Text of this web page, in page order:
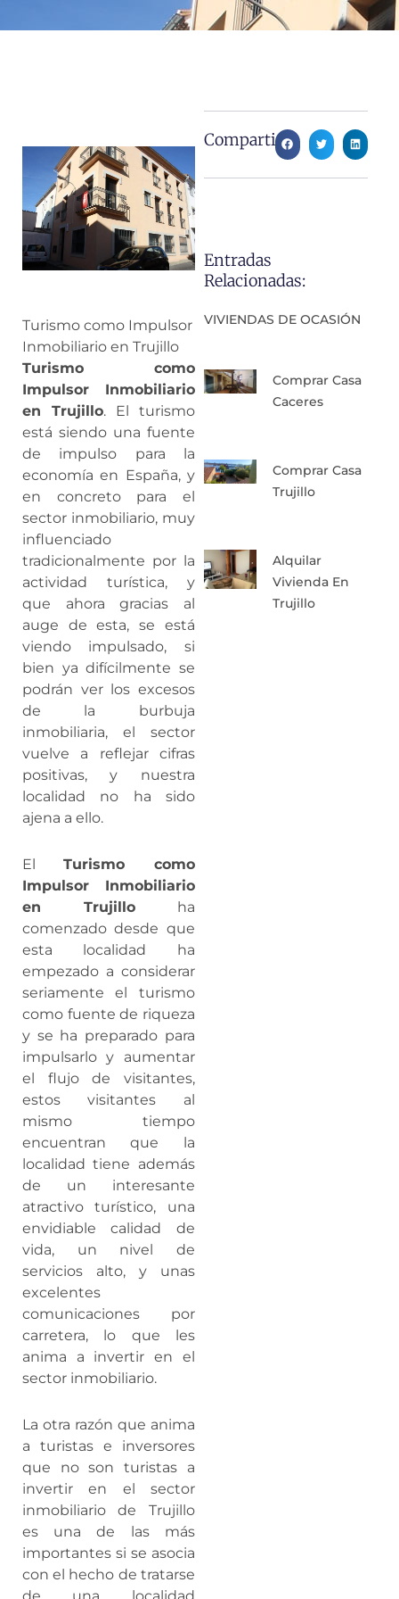
Turismo como Impulsor
Inmobiliario en Trujillo
Turismo como
Impulsor Inmobiliario
en Trujillo. El turismo
está siendo una fuente
de impulso para la
economía en España, y
en concreto para el
sector inmobiliario, muy
influenciado
tradicionalmente por la
actividad turística, y
que ahora gracias al
auge de esta, se está
viendo impulsado, si
bien ya difícilmente se
podrán ver los excesos
de la burbuja
inmobiliaria, el sector
vuelve a reflejar cifras
positivas, y nuestra
localidad no ha sido
ajena a ello.
ElTurismo como
Impulsor Inmobiliario
en Trujilloha
comenzado desde que
esta localidad ha
empezado a considerar
seriamente el turismo
como fuente de riqueza
y se ha preparado para
impulsarlo y aumentar
el flujo de visitantes,
estos visitantes al
mismo tiempo
encuentran que la
localidad tiene además
de un interesante
atractivo turístico, una
envidiable calidad de
vida, un nivel de
servicios alto, y unas
excelentes
comunicaciones por
carretera, lo que les
anima a invertir en el
sector inmobiliario.
La otra razón que anima
a turistas e inversores
que no son turistas a
invertir en el sector
inmobiliario de Trujillo
es una de las más
importantes si se asocia
con el hecho de tratarse
Compartir:
Entradas
Relacionadas:
VIVIENDAS DE OCASIÓN
Comprar Casa
Caceres
Comprar Casa
Trujillo
Alquilar
Vivienda En
Trujillo